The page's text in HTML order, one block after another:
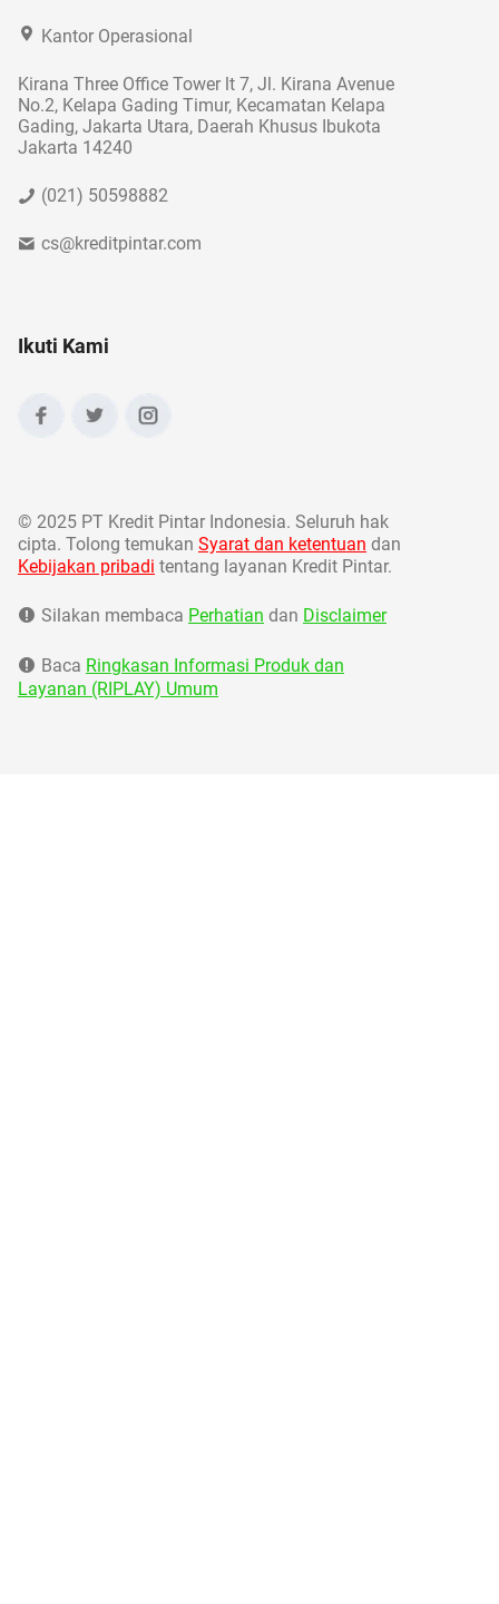
Kantor Operasional
Kirana Three Office Tower lt 7, Jl. Kirana Avenue
No.2, Kelapa Gading Timur, Kecamatan Kelapa
Gading, Jakarta Utara, Daerah Khusus Ibukota
Jakarta 14240
(021) 50598882
cs@kreditpintar.com
Ikuti Kami
© 2025 PT Kredit Pintar Indonesia. Seluruh hak
cipta. Tolong temukan Syarat dan ketentuan dan
Kebijakan pribadi tentang layanan Kredit Pintar.
Silakan membaca Perhatian dan Disclaimer
Baca Ringkasan Informasi Produk dan
Layanan (RIPLAY) Umum